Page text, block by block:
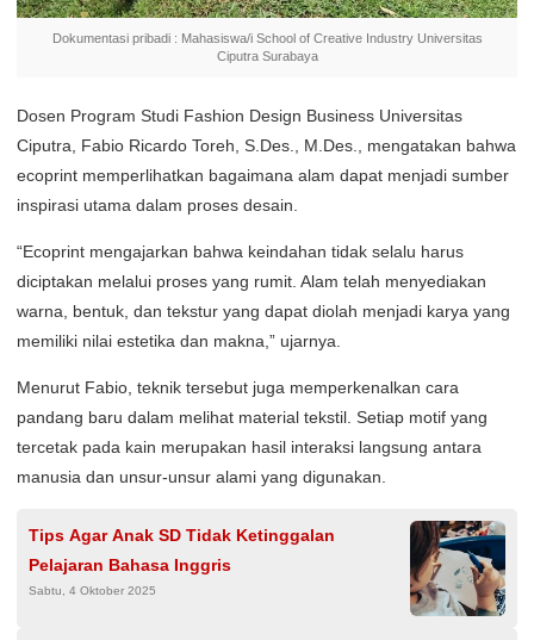
Dokumentasi pribadi : Mahasiswa/i School of Creative Industry Universitas
Ciputra Surabaya
Dosen Program Studi Fashion Design Business Universitas
Ciputra, Fabio Ricardo Toreh, S.Des., M.Des., mengatakan bahwa
ecoprint memperlihatkan bagaimana alam dapat menjadi sumber
inspirasi utama dalam proses desain.
“Ecoprint mengajarkan bahwa keindahan tidak selalu harus
diciptakan melalui proses yang rumit. Alam telah menyediakan
warna, bentuk, dan tekstur yang dapat diolah menjadi karya yang
memiliki nilai estetika dan makna,” ujarnya.
Menurut Fabio, teknik tersebut juga memperkenalkan cara
pandang baru dalam melihat material tekstil. Setiap motif yang
tercetak pada kain merupakan hasil interaksi langsung antara
manusia dan unsur-unsur alami yang digunakan.
Tips Agar Anak SD Tidak Ketinggalan
Pelajaran Bahasa Inggris
Sabtu, 4 Oktober 2025